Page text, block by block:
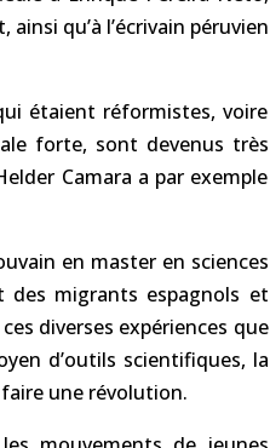
qu’à l’écrivain péruvien
étaient réformistes, voire
forte, sont devenus très
Camara a par exemple
en master en sciences
migrants espagnols et
diverses expériences que
d’outils scientifiques, la
une révolution.